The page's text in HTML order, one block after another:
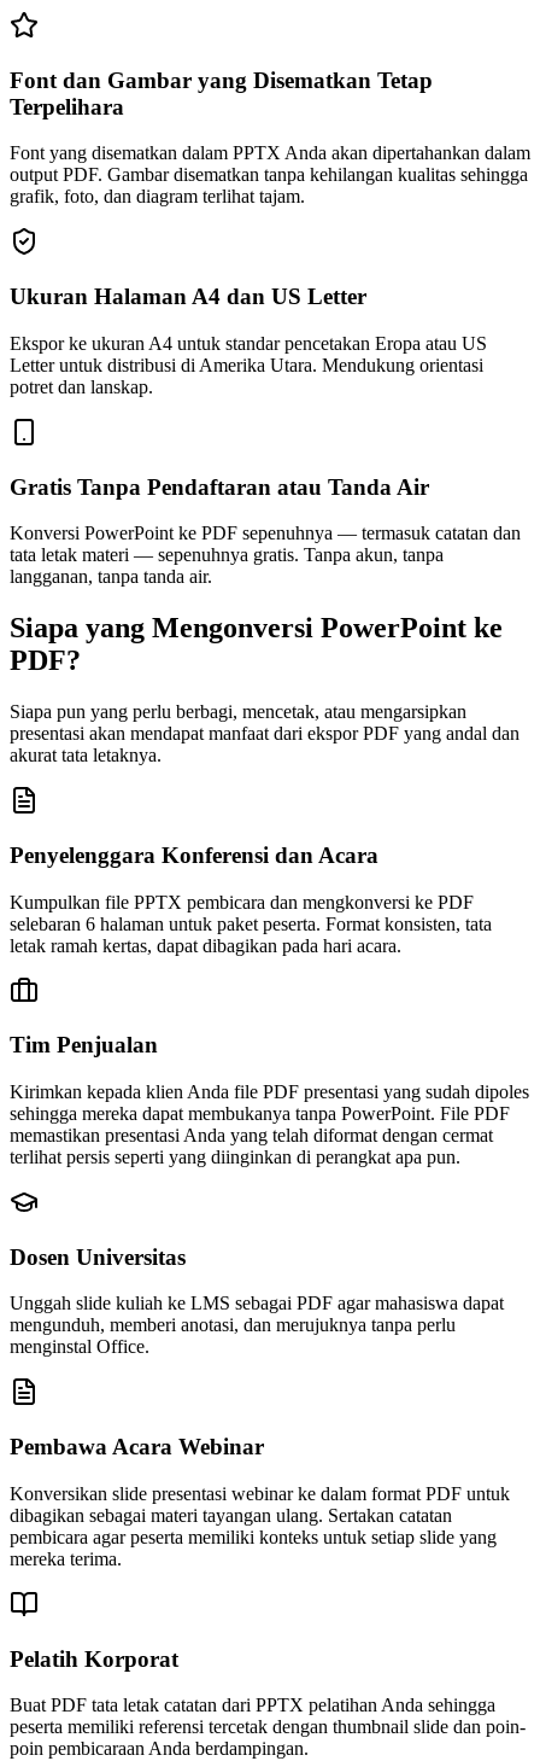
Font dan Gambar yang Disematkan Tetap
Terpelihara
Font yang disematkan dalam PPTX Anda akan dipertahankan dalam
output PDF. Gambar disematkan tanpa kehilangan kualitas sehingga
grafik, foto, dan diagram terlihat tajam.
Ukuran Halaman A4 dan US Letter
Ekspor ke ukuran A4 untuk standar pencetakan Eropa atau US
Letter untuk distribusi di Amerika Utara. Mendukung orientasi
potret dan lanskap.
Gratis Tanpa Pendaftaran atau Tanda Air
Konversi PowerPoint ke PDF sepenuhnya — termasuk catatan dan
tata letak materi — sepenuhnya gratis. Tanpa akun, tanpa
langganan, tanpa tanda air.
Siapa yang Mengonversi PowerPoint ke
PDF?
Siapa pun yang perlu berbagi, mencetak, atau mengarsipkan
presentasi akan mendapat manfaat dari ekspor PDF yang andal dan
akurat tata letaknya.
Penyelenggara Konferensi dan Acara
Kumpulkan file PPTX pembicara dan mengkonversi ke PDF
selebaran 6 halaman untuk paket peserta. Format konsisten, tata
letak ramah kertas, dapat dibagikan pada hari acara.
Tim Penjualan
Kirimkan kepada klien Anda file PDF presentasi yang sudah dipoles
sehingga mereka dapat membukanya tanpa PowerPoint. File PDF
memastikan presentasi Anda yang telah diformat dengan cermat
terlihat persis seperti yang diinginkan di perangkat apa pun.
Dosen Universitas
Unggah slide kuliah ke LMS sebagai PDF agar mahasiswa dapat
mengunduh, memberi anotasi, dan merujuknya tanpa perlu
menginstal Office.
Pembawa Acara Webinar
Konversikan slide presentasi webinar ke dalam format PDF untuk
dibagikan sebagai materi tayangan ulang. Sertakan catatan
pembicara agar peserta memiliki konteks untuk setiap slide yang
mereka terima.
Pelatih Korporat
Buat PDF tata letak catatan dari PPTX pelatihan Anda sehingga
peserta memiliki referensi tercetak dengan thumbnail slide dan poin-
poin pembicaraan Anda berdampingan.